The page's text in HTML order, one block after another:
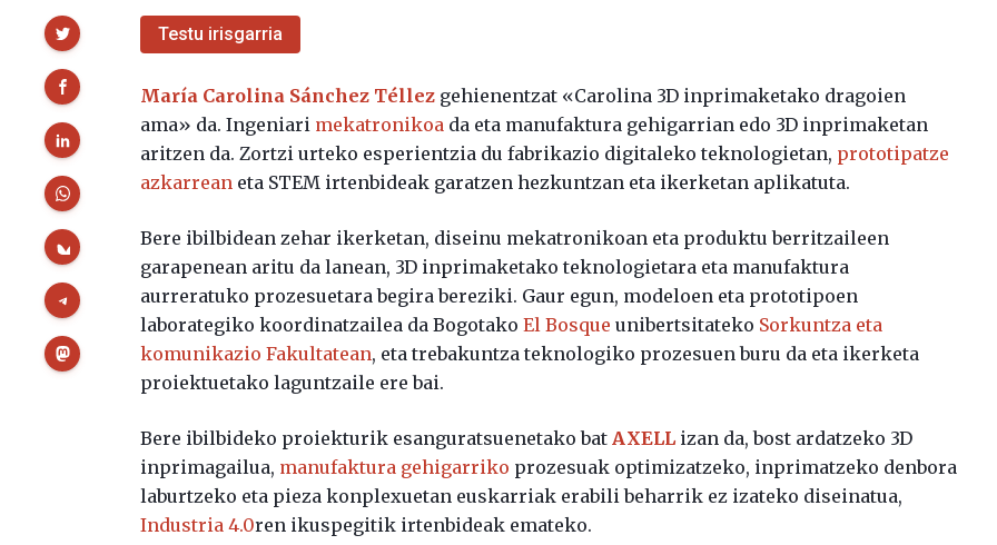
Testu irisgarria
María Carolina Sánchez Téllez gehienentzat «Carolina 3D inprimaketako dragoien
ama» da. Ingeniari mekatronikoa da eta manufaktura gehigarrian edo 3D inprimaketan
aritzen da. Zortzi urteko esperientzia du fabrikazio digitaleko teknologietan, prototipatze
azkarrean eta STEM irtenbideak garatzen hezkuntzan eta ikerketan aplikatuta.
Bere ibilbidean zehar ikerketan, diseinu mekatronikoan eta produktu berritzaileen
garapenean aritu da lanean, 3D inprimaketako teknologietara eta manufaktura
aurreratuko prozesuetara begira bereziki. Gaur egun, modeloen eta prototipoen
laborategiko koordinatzailea da BogotakoEl Bosque unibertsitateko Sorkuntza eta
komunikazio Fakultatean, eta trebakuntza teknologiko prozesuen buru da eta ikerketa
proiektuetako laguntzaile ere bai.
Bere ibilbideko proiekturik esanguratsuenetako batAXELL izan da, bost ardatzeko 3D
inprimagailua, manufaktura gehigarriko prozesuak optimizatzeko, inprimatzeko denbora
laburtzeko eta pieza konplexuetan euskarriak erabili beharrik ez izateko diseinatua,
Industria 4.0ren ikuspegitik irtenbideak emateko.
Partekatu